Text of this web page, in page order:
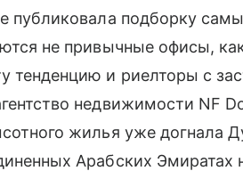
публиковала подборку
не привычные офисы,
тенденцию и риелторы с
недвижимости NF
жилья уже догнала
Арабских